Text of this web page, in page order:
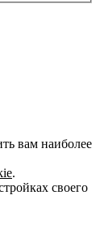
вам наиболее
.
своего